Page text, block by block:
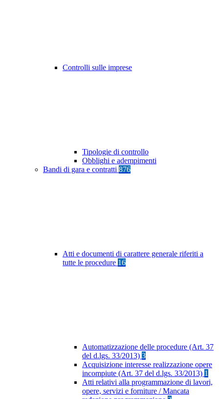
Controlli sulle imprese
Tipologie di controllo
Obblighi e adempimenti
Bandi di gara e contratti 876
Atti e documenti di carattere generale riferiti a
tutte le procedure 16
Automatizzazione delle procedure (Art. 37
del d.lgs. 33/2013) 3
Acquisizione interesse realizzazione opere
incompiute (Art. 37 del d.lgs. 33/2013) 1
Atti relativi alla programmazione di lavori,
opere, servizi e forniture / Mancata